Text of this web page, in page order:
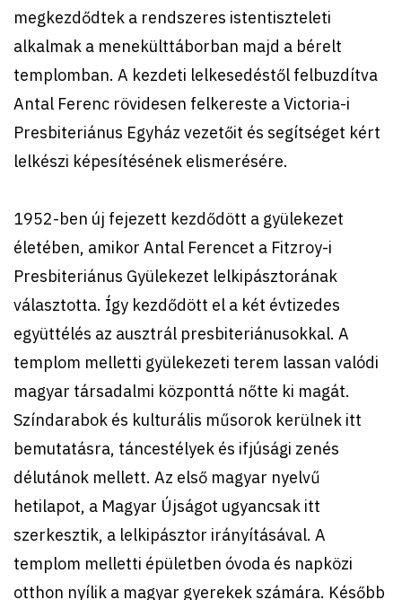
megkezdődtek a rendszeres istentiszteleti
alkalmak a menekülttáborban majd a bérelt
templomban. A kezdeti lelkesedéstől felbuzdítva
Antal Ferenc rövidesen felkereste a Victoria-i
Presbiteriánus Egyház vezetőit és segítséget kért
lelkészi képesítésének elismerésére.
1952-ben új fejezett kezdődött a gyülekezet
életében, amikor Antal Ferencet a Fitzroy-i
Presbiteriánus Gyülekezet lelkipásztorának
választotta. Így kezdődött el a két évtizedes
együttélés az ausztrál presbiteriánusokkal. A
templom melletti gyülekezeti terem lassan valódi
magyar társadalmi központtá nőtte ki magát.
Színdarabok és kulturális műsorok kerülnek itt
bemutatásra, táncestélyek és ifjúsági zenés
délutánok mellett. Az első magyar nyelvű
hetilapot, a Magyar Újságot ugyancsak itt
szerkesztik, a lelkipásztor irányításával. A
templom melletti épületben óvoda és napközi
otthon nyílik a magyar gyerekek számára. Később